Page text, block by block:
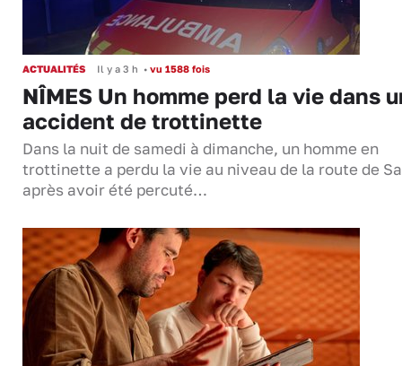
ACTUALITÉS Il y a 3 h • vu 1588 fois
NÎMES Un homme perd la vie dans
accident de trottinette
Dans la nuit de samedi à dimanche, un homme en
trottinette a perdu la vie au niveau de la route de
après avoir été percuté…